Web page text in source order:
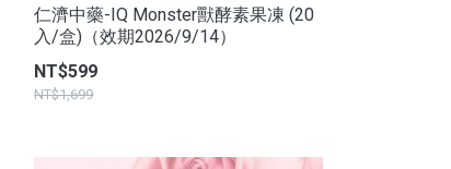
仁濟中藥-IQ Monster獸酵素果凍 (20
入/盒)（效期2026/9/14）
NT$599
NT$1,699